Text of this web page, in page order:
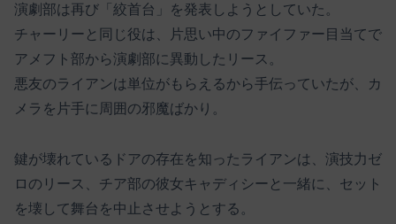
演劇部は再び「絞首台」を発表しようとしていた。
チャーリーと同じ役は、片思い中のファイファー目当てで
アメフト部から演劇部に異動したリース。
悪友のライアンは単位がもらえるから手伝っていたが、カ
メラを片手に周囲の邪魔ばかり。
鍵が壊れているドアの存在を知ったライアンは、演技力ゼ
ロのリース、チア部の彼女キャディシーと一緒に、セット
を壊して舞台を中止させようとする。